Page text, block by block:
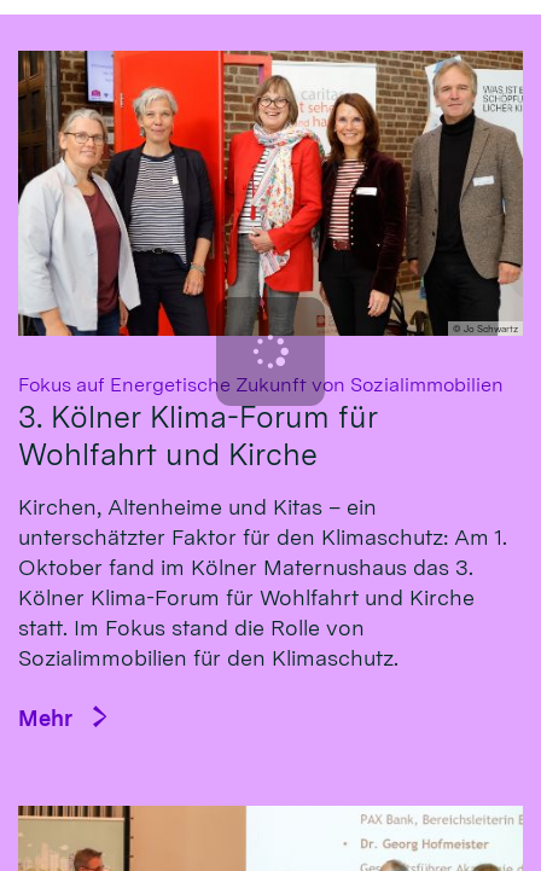
© Jo Schwartz
Fokus auf Energetische Zukunft von Sozialimmobilien
3. Kölner Klima-Forum für
Wohlfahrt und Kirche
Kirchen, Altenheime und Kitas – ein
unterschätzter Faktor für den Klimaschutz: Am 1.
Oktober fand im Kölner Maternushaus das 3.
Kölner Klima-Forum für Wohlfahrt und Kirche
statt. Im Fokus stand die Rolle von
Sozialimmobilien für den Klimaschutz.
Mehr